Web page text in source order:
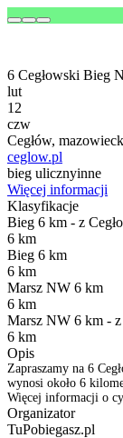
6 Cegłowski Bieg
lut
12
czw
Cegłów,
ceglow.pl
bieg ulicznyinne
Więcej informacji
Klasyfikacje
Bieg 6 km - z
6 km
Bieg 6 km
6 km
Marsz NW 6 km
6 km
Marsz NW 6 km - z
6 km
Opis
Zapraszamy na 6
wynosi około 6
Więcej informacji o
Organizator
TuPobiegasz.pl